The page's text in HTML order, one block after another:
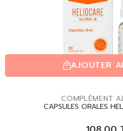
AJOUTER
COMPLÉMENT
CAPSULES ORALES